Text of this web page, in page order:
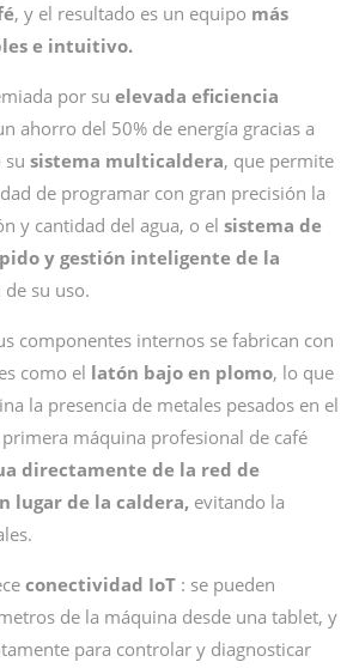
, y el resultado es un equipo más
e intuitivo.
por su elevada eficiencia
ahorro del 50% de energía gracias a
su sistema multicaldera, que permite
de programar con gran precisión la
y cantidad del agua, o el sistema de
y gestión inteligente de la
su uso.
componentes internos se fabrican con
como el latón bajo en plomo, lo que
la presencia de metales pesados en el
primera máquina profesional de café
directamente de la red de
lugar de la caldera, evitando la
conectividad IoT : se pueden
de la máquina desde una tablet, y
para controlar y diagnosticar